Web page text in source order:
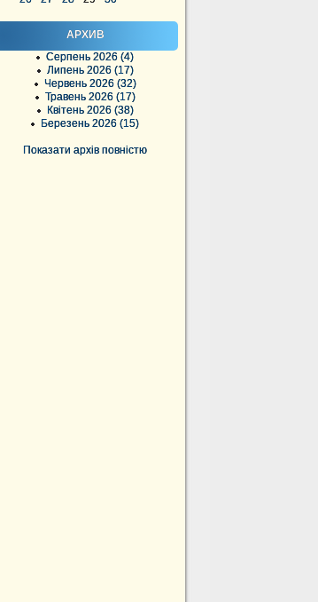
АРХИВ
Серпень 2026 (4)
Липень 2026 (17)
Червень 2026 (32)
Травень 2026 (17)
Квітень 2026 (38)
Березень 2026 (15)
Показати архів повністю